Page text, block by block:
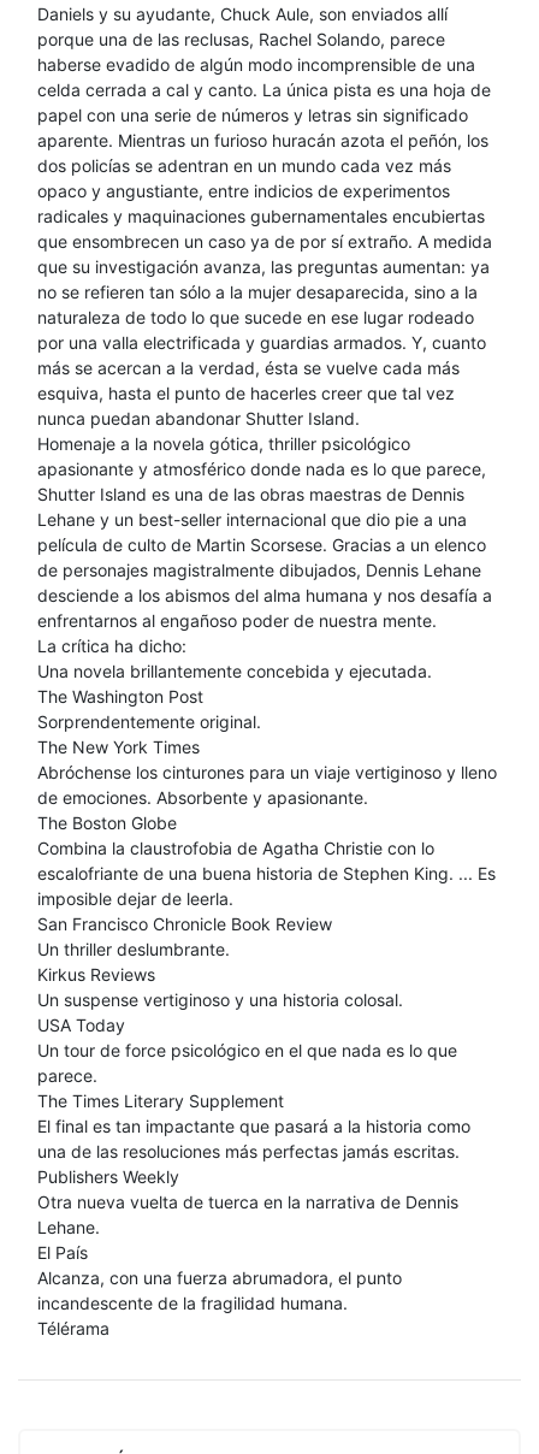
Daniels y su ayudante, Chuck Aule, son enviados allí
porque una de las reclusas, Rachel Solando, parece
haberse evadido de algún modo incomprensible de una
celda cerrada a cal y canto. La única pista es una hoja de
papel con una serie de números y letras sin significado
aparente. Mientras un furioso huracán azota el peñón, los
dos policías se adentran en un mundo cada vez más
opaco y angustiante, entre indicios de experimentos
radicales y maquinaciones gubernamentales encubiertas
que ensombrecen un caso ya de por sí extraño. A medida
que su investigación avanza, las preguntas aumentan: ya
no se refieren tan sólo a la mujer desaparecida, sino a la
naturaleza de todo lo que sucede en ese lugar rodeado
por una valla electrificada y guardias armados. Y, cuanto
más se acercan a la verdad, ésta se vuelve cada más
esquiva, hasta el punto de hacerles creer que tal vez
nunca puedan abandonar Shutter Island.
Homenaje a la novela gótica, thriller psicológico
apasionante y atmosférico donde nada es lo que parece,
Shutter Island es una de las obras maestras de Dennis
Lehane y un best-seller internacional que dio pie a una
película de culto de Martin Scorsese. Gracias a un elenco
de personajes magistralmente dibujados, Dennis Lehane
desciende a los abismos del alma humana y nos desafía a
enfrentarnos al engañoso poder de nuestra mente.
La crítica ha dicho:
Una novela brillantemente concebida y ejecutada.
The Washington Post
Sorprendentemente original.
The New York Times
Abróchense los cinturones para un viaje vertiginoso y lleno
de emociones. Absorbente y apasionante.
The Boston Globe
Combina la claustrofobia de Agatha Christie con lo
escalofriante de una buena historia de Stephen King. ... Es
imposible dejar de leerla.
San Francisco Chronicle Book Review
Un thriller deslumbrante.
Kirkus Reviews
Un suspense vertiginoso y una historia colosal.
USA Today
Un tour de force psicológico en el que nada es lo que
parece.
The Times Literary Supplement
El final es tan impactante que pasará a la historia como
una de las resoluciones más perfectas jamás escritas.
Publishers Weekly
Otra nueva vuelta de tuerca en la narrativa de Dennis
Lehane.
El País
Alcanza, con una fuerza abrumadora, el punto
incandescente de la fragilidad humana.
Télérama